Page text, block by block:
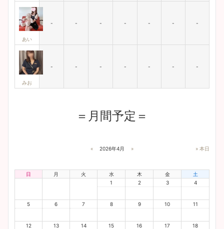
あい
- - - - - - -
みお
- - - - - - -
＝月間予定＝
« 2026年4月 » » 本日
日 月 火 水 木 金
土
1
2 3 4
5 6 7 8 9 10 11
12 13 14 15 16 17 18